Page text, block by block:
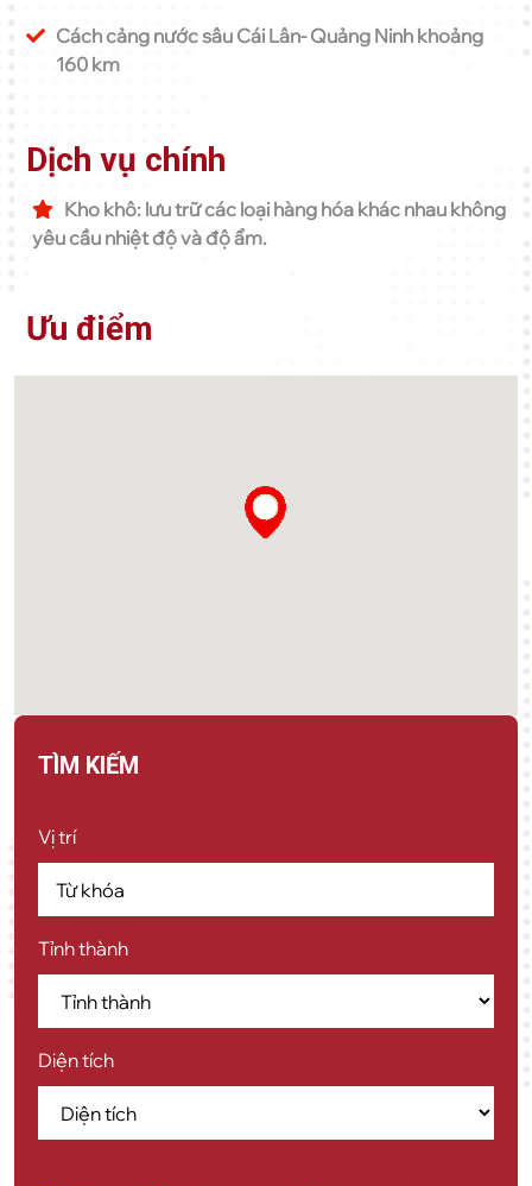
Cách cảng nước sâu Cái Lân- Quảng Ninh khoảng
160 km
Dịch vụ chính
Kho khô: lưu trữ các loại hàng hóa khác nhau không
yêu cầu nhiệt độ và độ ẩm.
Ưu điểm
TÌM KIẾM
Vị trí
Tỉnh thành
Diện tích